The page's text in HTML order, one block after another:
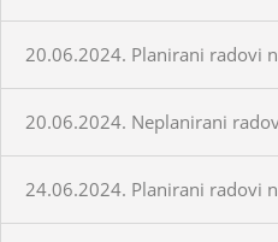
20.06.2024. Planirani radovi
20.06.2024. Neplanirani
24.06.2024. Planirani radovi